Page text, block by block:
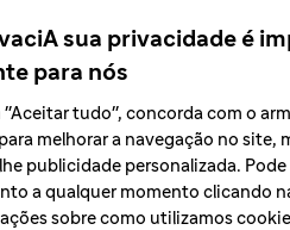
sua privacidade é
para nós
"Aceitar tudo", concorda com o
melhorar a navegação no site,
publicidade personalizada.
a qualquer momento clicando
sobre como utilizamos